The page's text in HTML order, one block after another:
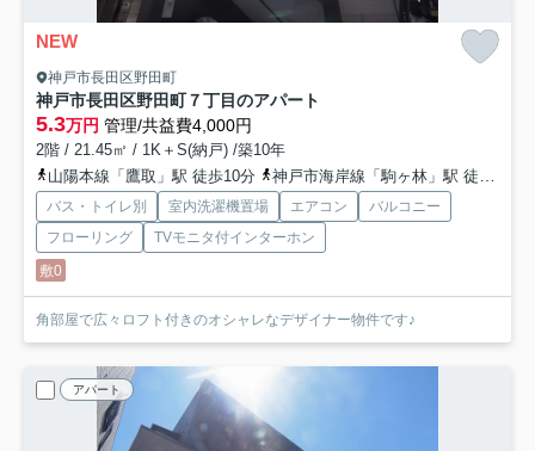
NEW
神戸市長田区野田町
神戸市長田区野田町７丁目のアパート
5.3万円 管理/共益費4,000円
2階 / 21.45㎡ / 1K＋S(納戸) /築10年
山陽本線「鷹取」駅 徒歩10分
神戸市海岸線「駒ヶ林」駅 徒歩12分
バス・トイレ別 室内洗濯機置場 エアコン
バルコニー
フローリング
TVモニタ付インターホン
敷0
角部屋で広々ロフト付きのオシャレなデザイナー物件です♪
アパート